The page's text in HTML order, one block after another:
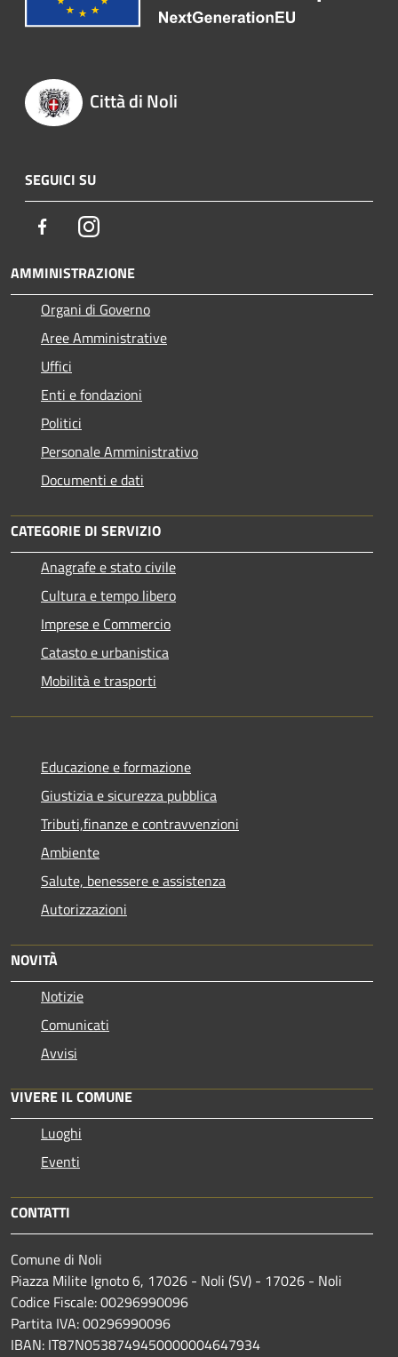
Città di Noli
SEGUICI SU
FacebookInstagram
AMMINISTRAZIONE
Organi di Governo
Aree Amministrative
Uffici
Enti e fondazioni
Politici
Personale Amministrativo
Documenti e dati
CATEGORIE DI SERVIZIO
Anagrafe e stato civile
Cultura e tempo libero
Imprese e Commercio
Catasto e urbanistica
Mobilità e trasporti
Educazione e formazione
Giustizia e sicurezza pubblica
Tributi,finanze e contravvenzioni
Ambiente
Salute, benessere e assistenza
Autorizzazioni
NOVITÀ
Notizie
Comunicati
Avvisi
VIVERE IL COMUNE
Luoghi
Eventi
CONTATTI
Comune di Noli
Piazza Milite Ignoto 6, 17026 - Noli (SV) - 17026 - Noli
Codice Fiscale: 00296990096
Partita IVA: 00296990096
IBAN: IT87N0538749450000004647934